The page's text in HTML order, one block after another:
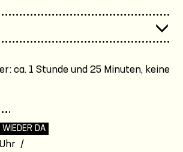
ca. 1 Stunde und 25 Minuten, keine
WIEDER DA
Uhr /